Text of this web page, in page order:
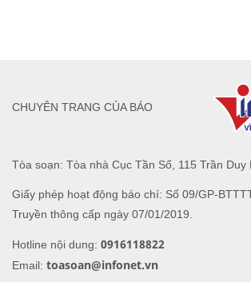
Tòa soạn: Tòa nhà Cục Tần Số, 115 Trần Duy
Giấy phép hoạt động báo chí: Số 09/GP-
Truyền thông cấp ngày 07/01/2019.
Hotline nội dung: 0916118822
Email: toasoan@infonet.vn
CHUYÊN TRANG CỦA BÁO